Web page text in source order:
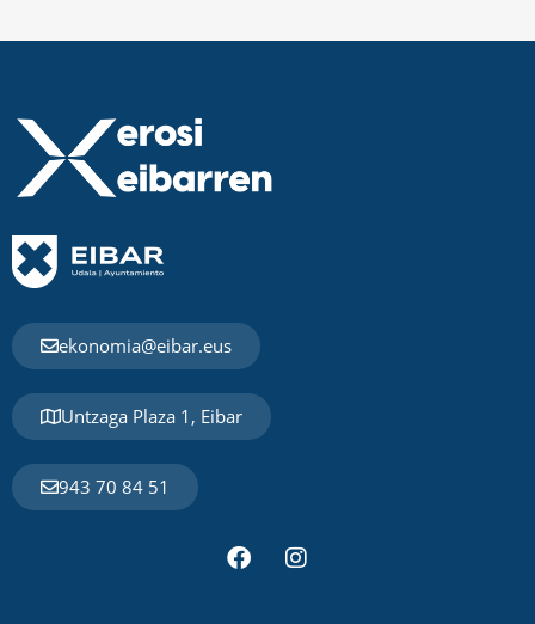
ekonomia@eibar.eus
Untzaga Plaza 1, Eibar
943 70 84 51